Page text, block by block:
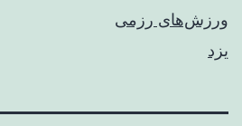
ورزش‌های رزمی
یزد